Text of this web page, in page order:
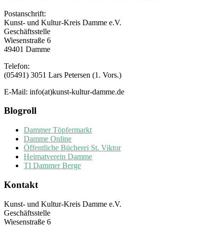
Postanschrift:
Kunst- und Kultur-Kreis Damme e.V.
Geschäftsstelle
Wiesenstraße 6
49401 Damme
Telefon:
(05491) 3051 Lars Petersen (1. Vors.)
E-Mail: info(at)kunst-kultur-damme.de
Blogroll
Dammer Töpfermarkt
Damme Online
Öffentliche Bücherei St. Viktor
Heimatverein Damme
TI Dammer Berge
Kontakt
Kunst- und Kultur-Kreis Damme e.V.
Geschäftsstelle
Wiesenstraße 6